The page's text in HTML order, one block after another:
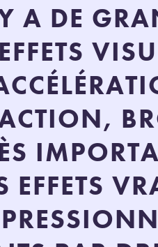
A DE
EFFETS